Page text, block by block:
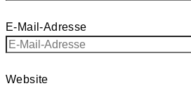
E-Mail-Adresse
Website